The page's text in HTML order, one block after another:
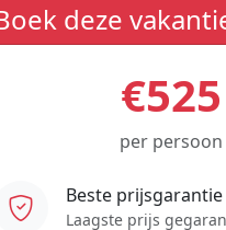
deze
€525
per persoon
Beste prijsgarantie
Laagste prijs